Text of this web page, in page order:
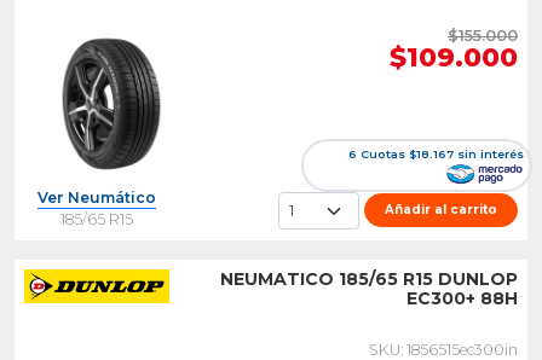
$155.000
$109.000
6 Cuotas $18.167 sin interés
Ver Neumático
185/65 R15
Añadir al carrito
NEUMATICO 185/65 R15 DUNLOP
EC300+ 88H
SKU: 1856515ec300in